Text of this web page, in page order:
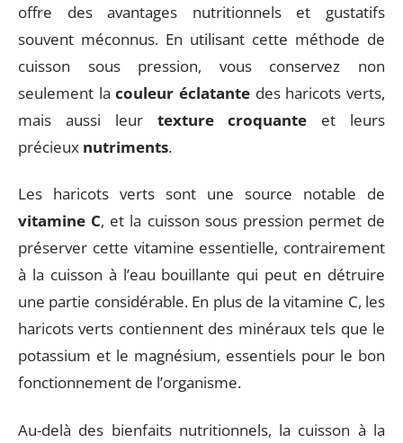
offre des avantages nutritionnels et gustatifs
souvent méconnus. En utilisant cette méthode de
cuisson sous pression, vous conservez non
seulement lacouleur éclatante des haricots verts,
mais aussi leur texture croquante et leurs
précieux nutriments.
Les haricots verts sont une source notable de
vitamine C, et la cuisson sous pression permet de
préserver cette vitamine essentielle, contrairement
à la cuisson à l’eau bouillante qui peut en détruire
une partie considérable. En plus de la vitamine C, les
haricots verts contiennent des minéraux tels que le
potassium et le magnésium, essentiels pour le bon
fonctionnement de l’organisme.
Au-delà des bienfaits nutritionnels, la cuisson à la